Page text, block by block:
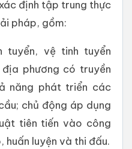
định tập trung thực
pháp, gồm:
tuyển, vệ tinh tuyển
phương có truyền
năng phát triển các
chủ động áp dụng
tiên tiến vào công
luyện và thi đấu.